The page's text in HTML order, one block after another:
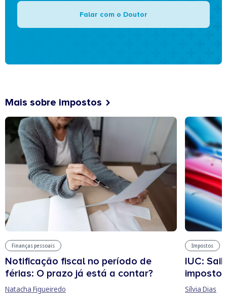
Falar com o Doutor
Mais sobre impostos
Finanças pessoais
Notificação fiscal no período de
férias: O prazo já está a contar?
Natacha Figueiredo
Impostos
IUC:
imposto
Sílvia Dias